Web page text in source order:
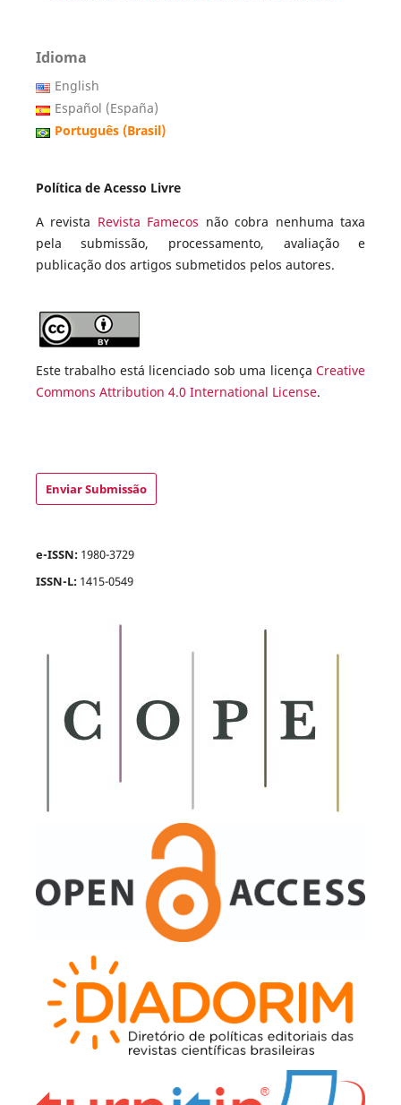
Idioma
English
Español (España)
Português (Brasil)
Política de Acesso Livre
A revista Revista Famecos não cobra nenhuma taxa
pela submissão, processamento, avaliação e
publicação dos artigos submetidos pelos autores.
Este trabalho está licenciado sob uma licençaCreative
Commons Attribution 4.0 International License.
Enviar Submissão
e-ISSN: 1980-3729
ISSN-L: 1415-0549